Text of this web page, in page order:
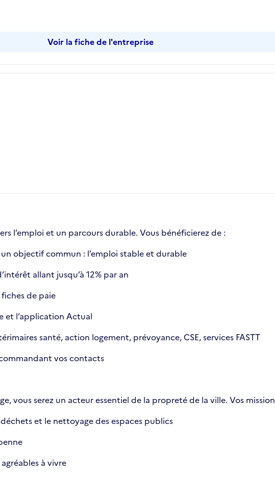
l’emploi et un parcours durable. Vous bénéficierez de :
objectif commun : l’emploi stable et durable
allant jusqu’à 12% par an
de paie
et l’application Actual
santé, action logement, prévoyance, CSE, services FASTT
vos contacts
vous serez un acteur essentiel de la propreté de la ville. Vos
et le nettoyage des espaces publics
à vivre
Voir la fiche de l'entreprise